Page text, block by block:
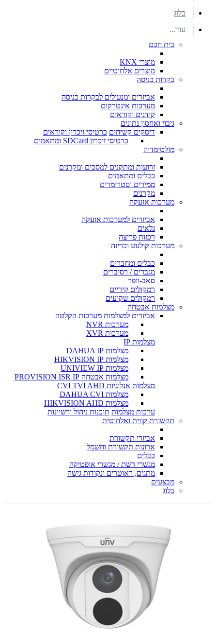
בלוג
עוד...
בית חכם
מוצרי KNX
מוצרים אלחוטיים
בקרות כניסה
אביזרים ומנעולים לבקרות כניסה
מערכות אינטרקום
קודנים וקוראים
גיבוי ואחסון נתונים
דיסקים קשיחים כרטיסי זיכרון וקוראים
כרטיסי זיכרון SDCard ומתאמים
מולטימדיה
זרועות ומתקנים למסכים ומקרנים
כבלים ומתאמים
ממירים וסטרימרים
מקרנים
מערכות אזעקה
אביזרים למערכות אזעקה
גלאים
רכזות פריצה
מערכות קולנוע וכריזה
כבלים ומחברים
מגברים / רסיברים
סאב-וופר
רמקולים קיריים
רמקולים שקועים
מצלמות אבטחה
אביזרים למצלמות מערכות הקלטה
מערכות NVR
מערכות XVR
מצלמות IP
מצלמות DAHUA IP
מצלמות HIKVISION IP
מצלמות UNIVIEW IP
מצלמות אבטחה PROVISION ISR IP
מצלמות אנלוגיות CVI TVI AHD
מצלמות DAHUA CVI
מצלמות HIKVISION AHD
ערכות מצלמות תוכנות ניהול ורשיונות
תקשורת קווית ואלחוטית
אביזרי תקשורת
ארונות תקשורת וחשמל
כבלים
מגשרי רשת / מגשרי אופטיקה
מתגים, ראוטרים ונקודות גישה
מבצעים
בלוג